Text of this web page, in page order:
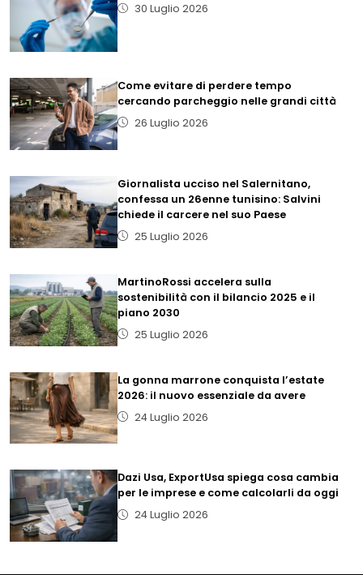
30 Luglio 2026
Come evitare di perdere tempo
cercando parcheggio nelle grandi città
26 Luglio 2026
Giornalista ucciso nel Salernitano,
confessa un 26enne tunisino: Salvini
chiede il carcere nel suo Paese
25 Luglio 2026
MartinoRossi accelera sulla
sostenibilità con il bilancio 2025 e il
piano 2030
25 Luglio 2026
La gonna marrone conquista l’estate
2026: il nuovo essenziale da avere
24 Luglio 2026
Dazi Usa, ExportUsa spiega cosa cambia
per le imprese e come calcolarli da oggi
24 Luglio 2026